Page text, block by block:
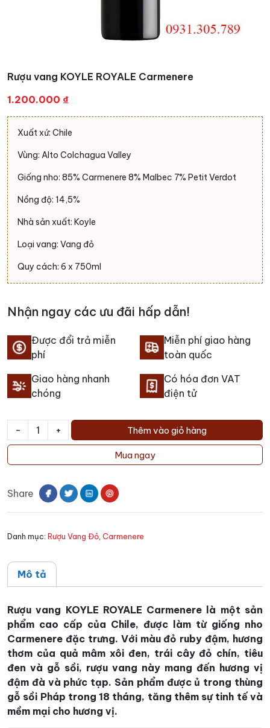
Rượu vang KOYLE ROYALE Carmenere
1.200.000 ₫
Xuất xứ: Chile
Vùng: Alto Colchagua Valley
Giống nho: 85% Carmenere 8% Malbec 7% Petit Verdot
Nồng độ: 14,5%
Nhà sản xuất: Koyle
Loại vang: Vang đỏ
Quy cách: 6 x 750ml
Nhận ngay các ưu đãi hấp dẫn!
Được đổi trả miễn
phí
Miễn phí giao hàng
toàn quốc
Giao hàng nhanh
chóng
Có hóa đơn VAT
điện tử
-
Rượu
KOYLE
Carmenere
+ Thêm vào giỏ hàng
Mua ngay
Share
Danh mục: Rượu Vang Đỏ, Carmenere
Mô tả
Rượu vang KOYLE ROYALE Carmenere là một sản
phẩm cao cấp của Chile, được làm từ giống nho
Carmenere đặc trưng. Với màu đỏ ruby đậm, hương
thơm của quả mâm xôi đen, trái cây đỏ chín, tiêu
đen và gỗ sồi, rượu vang này mang đến hương vị
đậm đà và phức tạp. Sản phẩm được ủ trong thùng
gỗ sồi Pháp trong 18 tháng, tăng thêm sự tinh tế và
mềm mại cho hương vị.